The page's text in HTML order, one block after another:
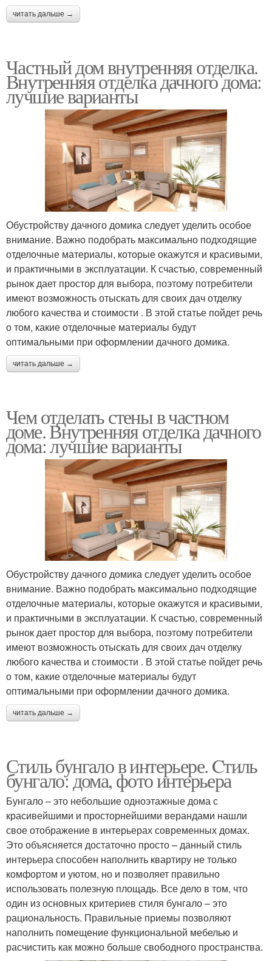
читать дальше →
Частный дом внутренняя отделка.
Внутренняя отделка дачного дома:
лучшие варианты
Обустройству дачного домика следует уделить особое
внимание. Важно подобрать максимально подходящие
отделочные материалы, которые окажутся и красивыми,
и практичными в эксплуатации. К счастью, современный
рынок дает простор для выбора, поэтому потребители
имеют возможность отыскать для своих дач отделку
любого качества и стоимости . В этой статье пойдет речь
о том, какие отделочные материалы будут
оптимальными при оформлении дачного домика.
читать дальше →
Чем отделать стены в частном
доме. Внутренняя отделка дачного
дома: лучшие варианты
Обустройству дачного домика следует уделить особое
внимание. Важно подобрать максимально подходящие
отделочные материалы, которые окажутся и красивыми,
и практичными в эксплуатации. К счастью, современный
рынок дает простор для выбора, поэтому потребители
имеют возможность отыскать для своих дач отделку
любого качества и стоимости . В этой статье пойдет речь
о том, какие отделочные материалы будут
оптимальными при оформлении дачного домика.
читать дальше →
Стиль бунгало в интерьере. Cтиль
бунгало: дома, фото интерьера
Бунгало – это небольшие одноэтажные дома с
красивейшими и просторнейшими верандами нашли
свое отображение в интерьерах современных домах.
Это объясняется достаточно просто – данный стиль
интерьера способен наполнить квартиру не только
комфортом и уютом, но и позволяет правильно
использовать полезную площадь. Все дело в том, что
один из основных критериев стиля бунгало – это
рациональность. Правильные приемы позволяют
наполнить помещение функциональной мебелью и
расчистить как можно больше свободного пространства.